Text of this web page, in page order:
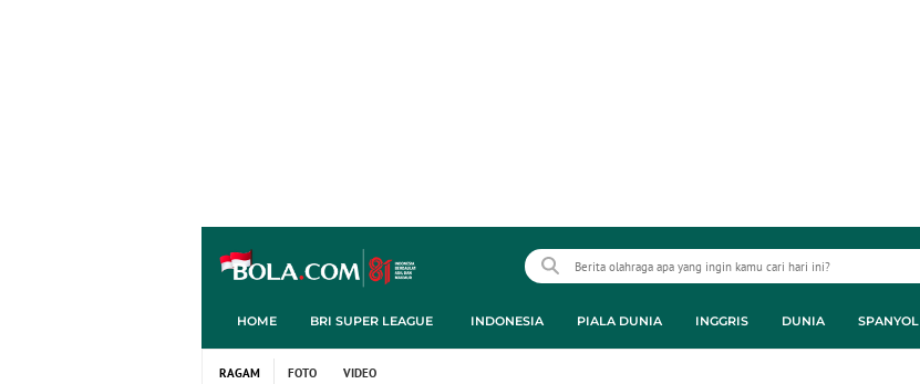
HOME BRI SUPER LEAGUE INDONESIA PIALA DUNIA INGGRIS DUNIA SPANYOL
RAGAM FOTO VIDEO